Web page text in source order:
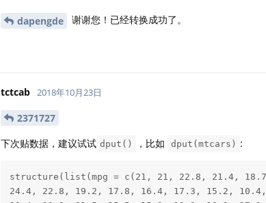
dapengde 谢谢您！已经转换成功了。
tctcab 2018年10月23日
2371727
下次贴数据，建议试试 dput() ，比如 dput(mtcars) :
structure(list(mpg = c(21, 21, 22.8, 21.4,
24.4, 22.8, 19.2, 17.8, 16.4, 17.3, 15.2,